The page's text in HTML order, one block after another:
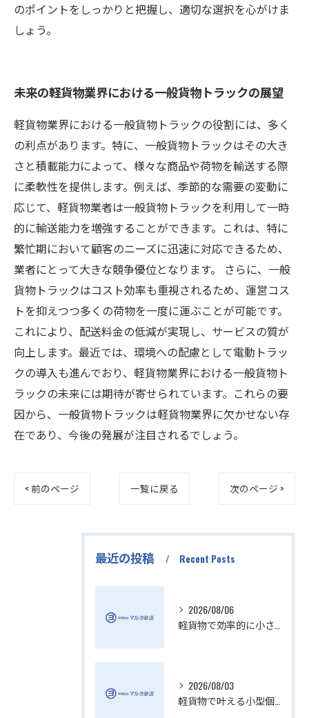
のポイントをしっかりと把握し、適切な選択を心がけま
しょう。
未来の軽貨物業界における一般貨物トラックの展望
軽貨物業界における一般貨物トラックの役割には、多く
の利点があります。特に、一般貨物トラックはその大き
さと積載能力によって、様々な商品や荷物を輸送する際
に柔軟性を提供します。例えば、季節的な需要の変動に
応じて、軽貨物業者は一般貨物トラックを利用して一時
的に輸送能力を増強することができます。これは、特に
繁忙期において顧客のニーズに迅速に対応できるため、
業者にとって大きな競争優位となります。 さらに、一般
貨物トラックはコスト効率も重視されるため、運営コス
トを抑えつつ多くの荷物を一度に運ぶことが可能です。
これにより、配送料金の低減が実現し、サービスの質が
向上します。最近では、環境への配慮として電動トラッ
クの導入も進んでおり、軽貨物業界における一般貨物ト
ラックの未来には期待が寄せられています。これらの要
因から、一般貨物トラックは軽貨物業界に欠かせない存
在であり、今後の発展が注目されるでしょう。
< 前のページ 一覧に戻る 次のページ >
最近の投稿 Recent Posts
2026/08/06
2026/08/03